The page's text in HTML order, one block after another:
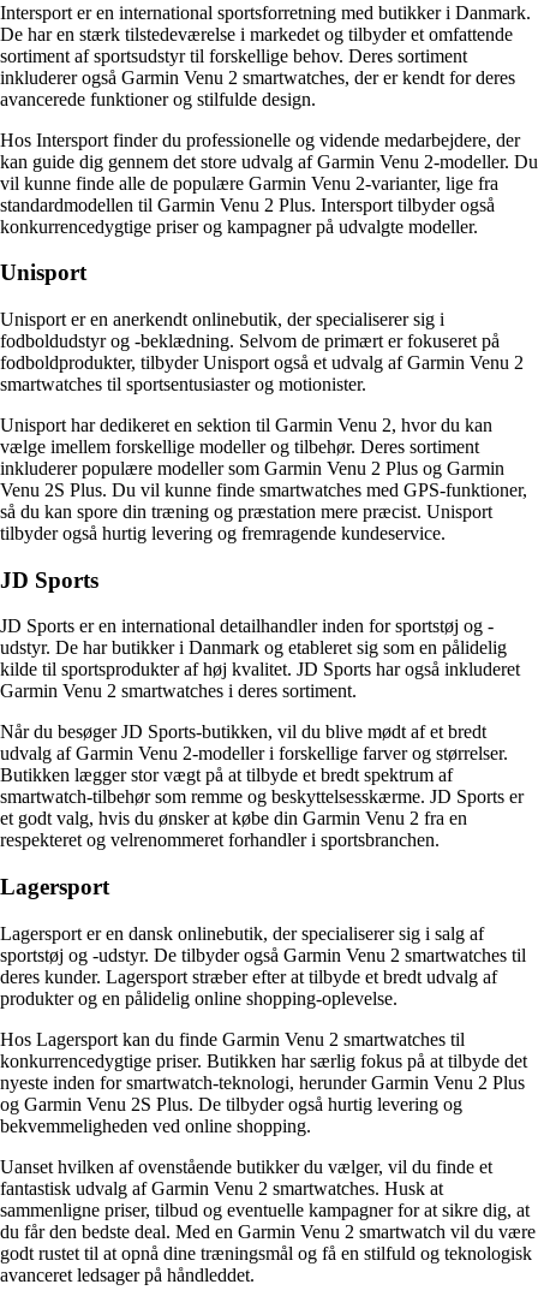
Intersport er en international sportsforretning med butikker i Danmark.
De har en stærk tilstedeværelse i markedet og tilbyder et omfattende
sortiment af sportsudstyr til forskellige behov. Deres sortiment
inkluderer også Garmin Venu 2 smartwatches, der er kendt for deres
avancerede funktioner og stilfulde design.
Hos Intersport finder du professionelle og vidende medarbejdere, der
kan guide dig gennem det store udvalg af Garmin Venu 2-modeller. Du
vil kunne finde alle de populære Garmin Venu 2-varianter, lige fra
standardmodellen til Garmin Venu 2 Plus. Intersport tilbyder også
konkurrencedygtige priser og kampagner på udvalgte modeller.
Unisport
Unisport er en anerkendt onlinebutik, der specialiserer sig i
fodboldudstyr og -beklædning. Selvom de primært er fokuseret på
fodboldprodukter, tilbyder Unisport også et udvalg af Garmin Venu 2
smartwatches til sportsentusiaster og motionister.
Unisport har dedikeret en sektion til Garmin Venu 2, hvor du kan
vælge imellem forskellige modeller og tilbehør. Deres sortiment
inkluderer populære modeller som Garmin Venu 2 Plus og Garmin
Venu 2S Plus. Du vil kunne finde smartwatches med GPS-funktioner,
så du kan spore din træning og præstation mere præcist. Unisport
tilbyder også hurtig levering og fremragende kundeservice.
JD Sports
JD Sports er en international detailhandler inden for sportstøj og -
udstyr. De har butikker i Danmark og etableret sig som en pålidelig
kilde til sportsprodukter af høj kvalitet. JD Sports har også inkluderet
Garmin Venu 2 smartwatches i deres sortiment.
Når du besøger JD Sports-butikken, vil du blive mødt af et bredt
udvalg af Garmin Venu 2-modeller i forskellige farver og størrelser.
Butikken lægger stor vægt på at tilbyde et bredt spektrum af
smartwatch-tilbehør som remme og beskyttelsesskærme. JD Sports er
et godt valg, hvis du ønsker at købe din Garmin Venu 2 fra en
respekteret og velrenommeret forhandler i sportsbranchen.
Lagersport
Lagersport er en dansk onlinebutik, der specialiserer sig i salg af
sportstøj og -udstyr. De tilbyder også Garmin Venu 2 smartwatches til
deres kunder. Lagersport stræber efter at tilbyde et bredt udvalg af
produkter og en pålidelig online shopping-oplevelse.
Hos Lagersport kan du finde Garmin Venu 2 smartwatches til
konkurrencedygtige priser. Butikken har særlig fokus på at tilbyde det
nyeste inden for smartwatch-teknologi, herunder Garmin Venu 2 Plus
og Garmin Venu 2S Plus. De tilbyder også hurtig levering og
bekvemmeligheden ved online shopping.
Uanset hvilken af ovenstående butikker du vælger, vil du finde et
fantastisk udvalg af Garmin Venu 2 smartwatches. Husk at
sammenligne priser, tilbud og eventuelle kampagner for at sikre dig, at
du får den bedste deal. Med en Garmin Venu 2 smartwatch vil du være
godt rustet til at opnå dine træningsmål og få en stilfuld og teknologisk
avanceret ledsager på håndleddet.